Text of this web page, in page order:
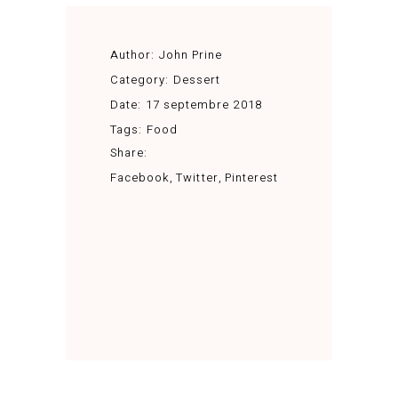
Author: John Prine
Category: Dessert
Date: 17 septembre 2018
Tags: Food
Share:
Facebook Twitter Pinterest